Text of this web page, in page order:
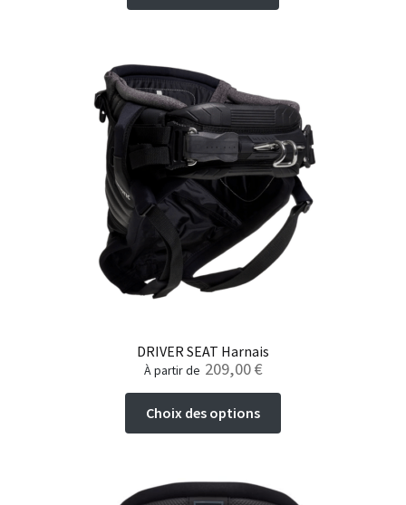
DRIVER SEAT Harnais
à partir de 209,00€
Choix des options
variations.